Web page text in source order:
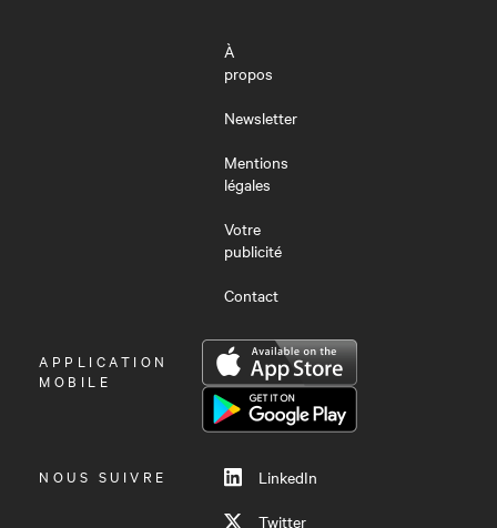
À
propos
Newsletter
Mentions
légales
Votre
publicité
Contact
OUVRIR
LE
APPLICATION
MOBILE
NOUS SUIVRE
LinkedIn
Twitter